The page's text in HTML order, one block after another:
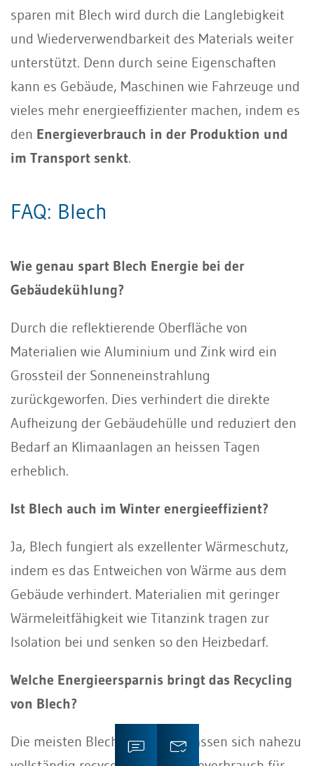
sparen mit Blech wird durch die Langlebigkeit
und Wiederverwendbarkeit des Materials weiter
unterstützt. Denn durch seine Eigenschaften
kann es Gebäude, Maschinen wie Fahrzeuge und
vieles mehr energieeffizienter machen, indem es
den Energieverbrauch in der Produktion und
im Transport senkt.
FAQ: Blech
Wie genau spart Blech Energie bei der
Gebäudekühlung?
Durch die reflektierende Oberfläche von
Materialien wie Aluminium und Zink wird ein
Grossteil der Sonneneinstrahlung
zurückgeworfen. Dies verhindert die direkte
Aufheizung der Gebäudehülle und reduziert den
Bedarf an Klimaanlagen an heissen Tagen
erheblich.
Ist Blech auch im Winter energieeffizient?
Ja, Blech fungiert als exzellenter Wärmeschutz,
indem es das Entweichen von Wärme aus dem
Gebäude verhindert. Materialien mit geringer
Wärmeleitfähigkeit wie Titanzink tragen zur
Isolation bei und senken so den Heizbedarf.
Welche Energieersparnis bringt das Recycling
von Blech?
Die meisten Blechmaterialien lassen sich nahezu